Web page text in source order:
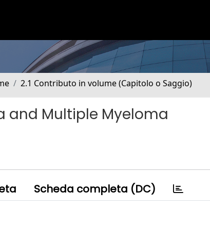
2.1 Contributo in volume (Capitolo o Saggio)
and Multiple Myeloma
Scheda completa (DC)